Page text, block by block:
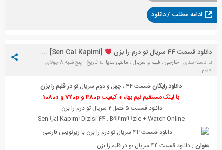
ادامه مطلب / دانلود
دانلود قسمت 44 سریال تو درم را بزن [Sen Cal Kapimi] + زیرنویس
دسته بندی :خارجی، فیلم و سریال، مالتی مدیا
تاریخ : پنج‌شنبه 8 جولای
2021
دانلود رایگانقسمت ۴۴ ، چهل و دوم سریال
تو در قلبم را بزن
با لینک مستقیم نیم بهاء + کیفیت 480p و 720p و 1080p
دانلود قسمت ۵ فصل ۲ سریال تو درم را بزن.
Sen Çal Kapımı Dizisi 44 . Bölümüİzle + Watch Online
عنوان : دانلود قسمت ۴۴ سریال تو در قلبم را بزن